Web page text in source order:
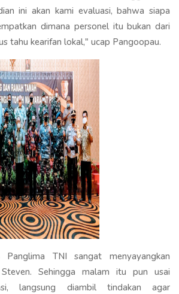
ini akan kami evaluasi, bahwa siapa
dimana personel itu bukan dari
tahu kearifan lokal," ucap Pangoopau.
Panglima TNI sangat menyayangkan
Sehingga malam itu pun usai
langsung diambil tindakan agar